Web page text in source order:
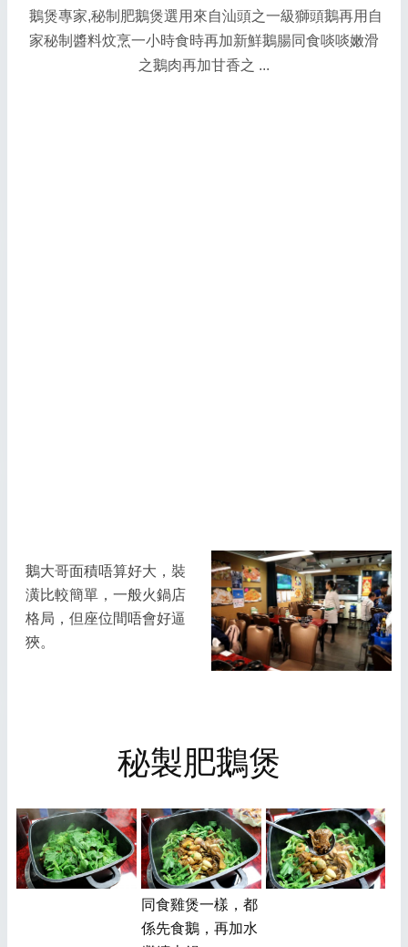
鵝煲專家,秘制肥鵝煲選用來自汕頭之一級獅頭鵝再用自
家秘制醬料炆烹一小時食時再加新鮮鵝腸同食啖啖嫩滑
之鵝肉再加甘香之 ...
鵝大哥面積唔算好大，裝
潢比較簡單，一般火鍋店
格局，但座位間唔會好逼
狹。
秘製肥鵝煲
同食雞煲一樣，都
係先食鵝，再加水